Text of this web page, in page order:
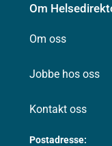
Om
Om oss
Jobbe hos oss
Kontakt oss
Postadresse: